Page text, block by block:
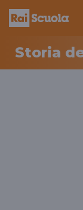
Storia